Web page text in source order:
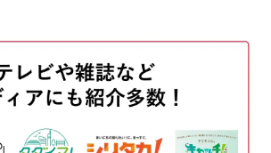
作り方次第でまったく違う印象に仕上
りする
をつける